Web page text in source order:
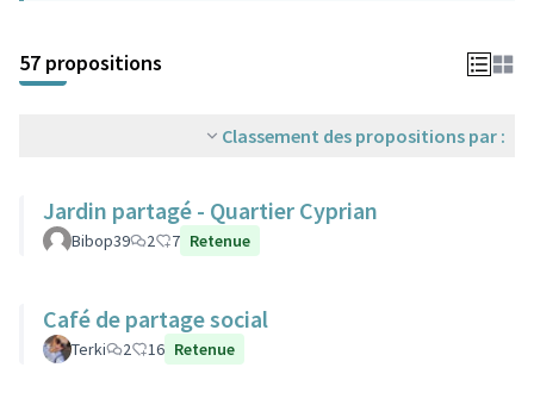
57 propositions
Classement des propositions par :
Jardin partagé - Quartier Cyprian
Bibop39 2 7 Retenue
Café de partage social
Terki 2 16 Retenue